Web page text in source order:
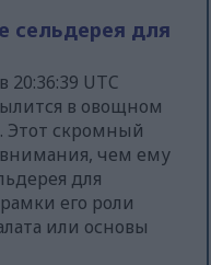
сельдерея для
20:36:39 UTC
в овощном
Этот скромный
чем ему
для
его роли
или основы